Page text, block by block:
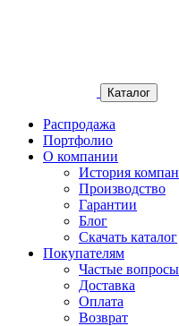
Каталог
Распродажа
Портфолио
О компании
История
Производство
Гарантии
Блог
Скачать каталог
Покупателям
Частые вопросы
Доставка
Оплата
Возврат